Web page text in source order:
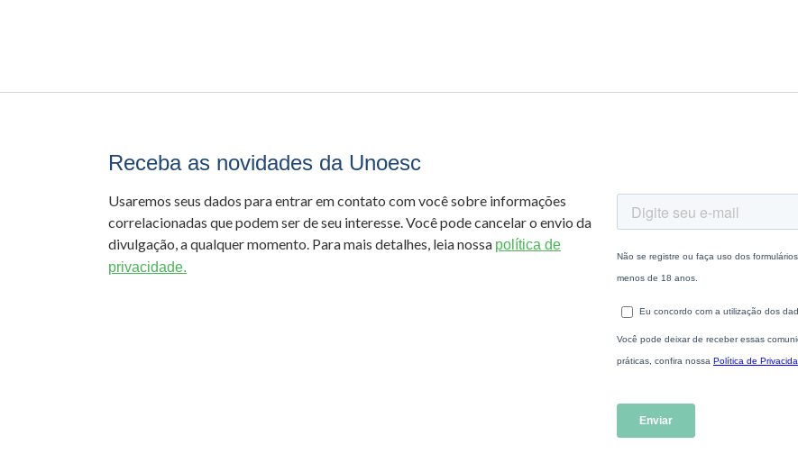
Receba as novidades da Unoesc
Usaremos seus dados para entrar em contato com você sobre informações
correlacionadas que podem ser de seu interesse. Você pode cancelar o envio da
divulgação, a qualquer momento. Para mais detalhes, leia nossa política de
privacidade.